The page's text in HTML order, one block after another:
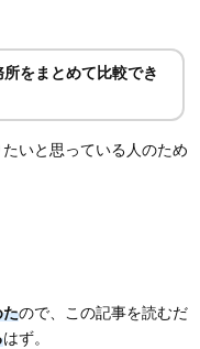
をまとめて比較でき
いと思っている人のため
ので、この記事を読むだ
はず。